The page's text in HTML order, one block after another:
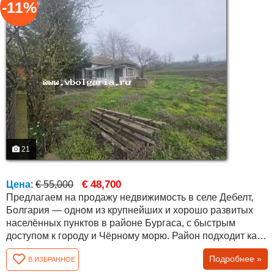
21
-11%
Цена: € 55,000 € 48,700
Предлагаем на продажу недвижимость в селе Дебелт,
Болгария — одном из крупнейших и хорошо развитых
населённых пунктов в районе Бургаса, с быстрым
доступом к городу и Чёрному морю. Район подходит как
для постоянного проживания, так и для покупки
недвижимости у моря в Болгарии. Объект расположен в
В ИЗБРАННОЕ Подробнее »